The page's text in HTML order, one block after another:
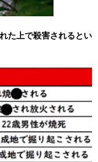
た上で殺害されるとい